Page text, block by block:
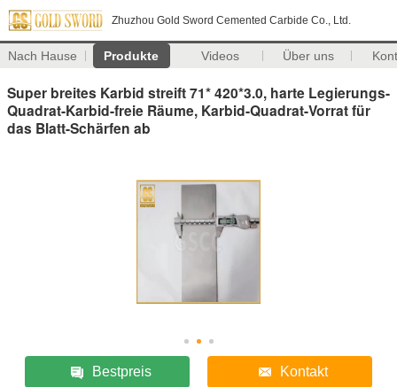
Zhuzhou Gold Sword Cemented Carbide Co., Ltd.
Nach Hause Produkte Videos Über uns
Super breites Karbid streift 71* 420*3.0, harte Legierungs-
Quadrat-Karbid-freie Räume, Karbid-Quadrat-Vorrat für
das Blatt-Schärfen ab
Bestpreis Kontakt